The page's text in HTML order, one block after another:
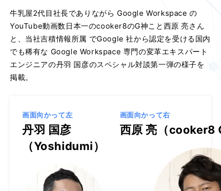
牛乳屋2代目社長でありながら Google Workspace の
YouTube動画数日本一のcooker8のG神こと西原 亮さん
と、当社吉積情報所属 でGoogle 社から認定を受ける国内
でも稀有な Google Workspace 専門の変革エキスパート
エンジニアの丹羽 国彦のスペシャル対談第一弾の様子を
掲載。
画面向かって左
丹羽 国彦
（Yoshidumi）
画面向かって右
西原 亮（cooker8